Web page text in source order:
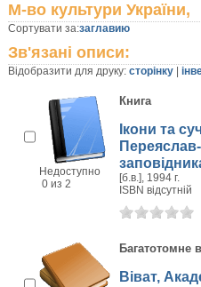
М-во культури України,
Сортувати за:заглавию
Зв'язані описи:
Відобразити для друку: сторінку
Недоступно
0 из 2
Книга
Ікони та
[б.в.], 1994 г.
ISBN відсутній
Багатотомне
Віват,